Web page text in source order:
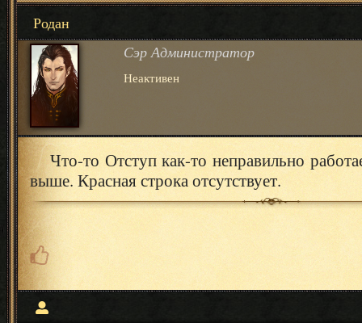
Родан
Сэр Администратор
Неактивен
Что-то Отступ как-то неправильно
выше. Красная строка отсутствует.